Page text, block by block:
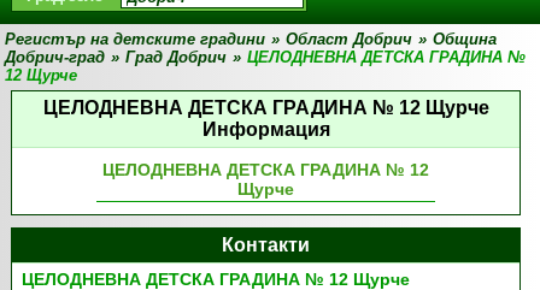
Регистър на детските градини » Област Добрич » Община
Добрич-град » Град Добрич » ЦЕЛОДНЕВНА ДЕТСКА ГРАДИНА №
12 Щурче
ЦЕЛОДНЕВНА ДЕТСКА ГРАДИНА № 12 Щурче
Информация
ЦЕЛОДНЕВНА ДЕТСКА ГРАДИНА № 12
Щурче
Контакти
ЦЕЛОДНЕВНА ДЕТСКА ГРАДИНА № 12 Щурче